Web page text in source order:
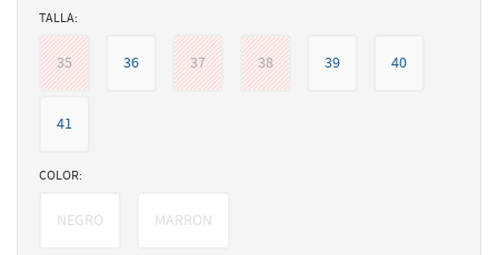
TALLA:
35 36 37 38 39 40
41
COLOR:
NEGRO MARRON